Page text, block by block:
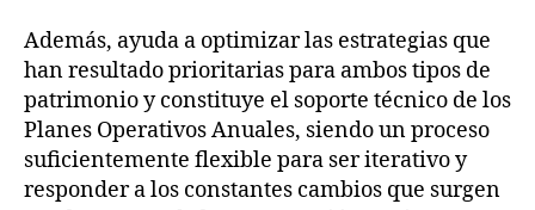
Además, ayuda a optimizar las estrategias que
han resultado prioritarias para ambos tipos de
patrimonio y constituye el soporte técnico de los
Planes Operativos Anuales, siendo un proceso
suficientemente flexible para ser iterativo y
responder a los constantes cambios que surgen